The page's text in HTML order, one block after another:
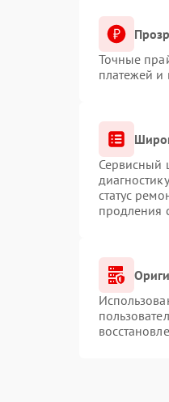
Точные
платежей и
Сервисный
статус
продления